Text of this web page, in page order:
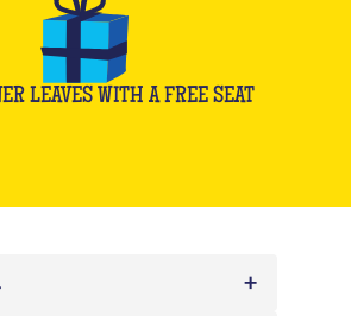
LEAVES WITH A FREE SEAT
+